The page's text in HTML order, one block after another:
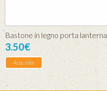
Bastone in legno porta lanterna
3.50€
Acquista